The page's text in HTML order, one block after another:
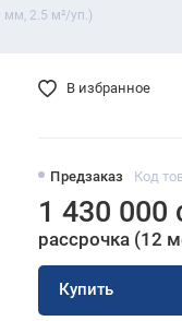
мм, 2.5 м²/уп.)
Предзаказ Код
1 430 000
рассрочка (12
Купить
В избранное